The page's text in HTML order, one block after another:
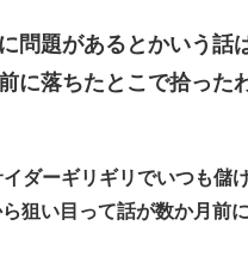
問題があるとかいう話
に落ちたとこで拾った
ダーギリギリでいつも儲
狙い目って話が数か月前